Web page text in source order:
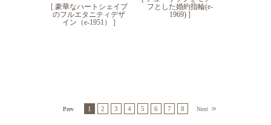
フとした婚約指輪(e-
1969)]
[ 豪華なハートシェイプ
のフルエタニティデザ
イン（e-1951）
]
Prev 1 2 3 4 5 6 7 8 Next